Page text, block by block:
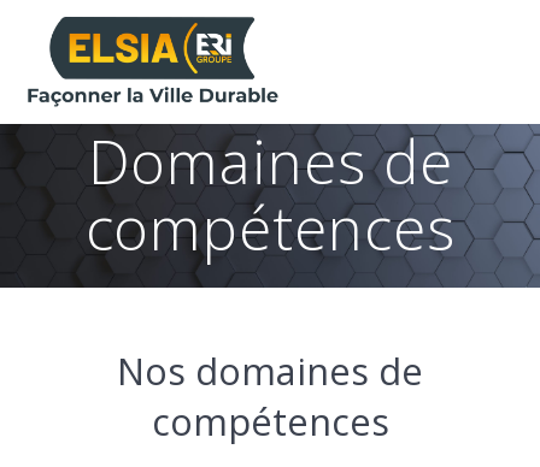
Domaines de
compétences
Nos domaines de
compétences